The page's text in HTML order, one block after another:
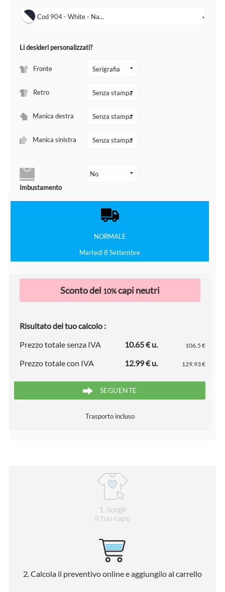
Cod 904 - White - Na... ▼
Li desideri personalizzati?
Fronte
Retro
Manica destra
Manica sinistra
Imbustamento
NORMALE
Martedì 8 Settembre
Sconto del 10%capi neutri
Risultato del tuo calcolo :
Prezzo totale senza IVA
10.65 € u. 106.5 €
Prezzo totale con IVA 12.99 € u. 129.93 €
SEGUENTE
Trasporto incluso
1 . Scegli
il tuo capo
2. Calcola il preventivo online e aggiungilo al carrello